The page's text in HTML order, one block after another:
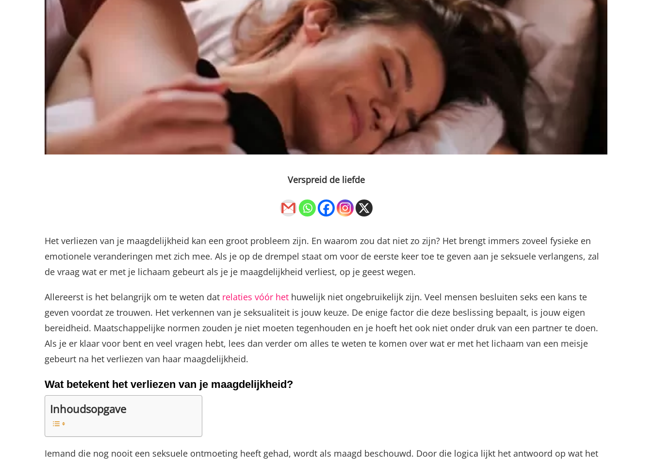
Verspreid de liefde
Het verliezen van je maagdelijkheid kan een groot probleem zijn. En waarom zou dat niet zo zijn? Het brengt immers zoveel fysieke en
emotionele veranderingen met zich mee. Als je op de drempel staat om voor de eerste keer toe te geven aan je seksuele verlangens, zal
de vraag wat er met je lichaam gebeurt als je je maagdelijkheid verliest, op je geest wegen.
Allereerst is het belangrijk om te weten dat relaties vóór het huwelijk niet ongebruikelijk zijn. Veel mensen besluiten seks een kans te
geven voordat ze trouwen. Het verkennen van je seksualiteit is jouw keuze. De enige factor die deze beslissing bepaalt, is jouw eigen
bereidheid. Maatschappelijke normen zouden je niet moeten tegenhouden en je hoeft het ook niet onder druk van een partner te doen.
Als je er klaar voor bent en veel vragen hebt, lees dan verder om alles te weten te komen over wat er met het lichaam van een meisje
gebeurt na het verliezen van haar maagdelijkheid.
Wat betekent het verliezen van je maagdelijkheid?
Inhoudsopgave
Iemand die nog nooit een seksuele ontmoeting heeft gehad, wordt als maagd beschouwd. Door die logica lijkt het antwoord op wat het